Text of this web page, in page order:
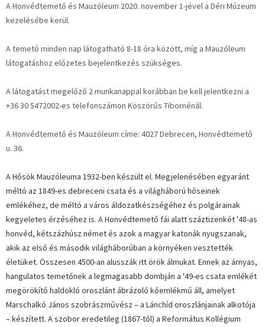
A Honvédtemető és Mauzóleum 2020. november 1-jével a Déri Múzeum
kezelésébe kerül.
A temető minden nap látogatható 8-18 óra között, míg a Mauzóleum
látogatáshoz előzetes bejelentkezés szükséges.
A látogatást megelőző 2 munkanappal korábban be kell jelentkezni a
+36 30 5472002-es telefonszámon Köszörűs Tibornénál.
A Honvédtemető és Mauzóleum címe: 4027 Debrecen, Honvédtemető
u. 36.
A Hősök Mauzóleuma 1932-ben készült el. Megjelenésében egyaránt
méltó az 1849-es debreceni csata és a világháború hőseinek
emlékéhez, de méltó a város áldozatkészségéhez és polgárainak
kegyeletes érzéséhez is. A Honvédtemető fái alatt száztizenkét '48-as
honvéd, kétszázhúsz német és azok a magyar katonák nyugszanak,
akik az első és második világháborúban a környéken vesztették
életüket. Összesen 4500-an alusszák itt örök álmukat. Ennek az árnyas,
hangulatos temetőnek a legmagasabb dombján a '49-es csata emlékét
megörökítő haldokló oroszlánt ábrázoló kőemlékmű áll, amelyet
Marschalkó János szobrászművész – a Lánchíd oroszlánjainak alkotója
– készített. A szobor eredetileg (1867-től) a Református Kollégium